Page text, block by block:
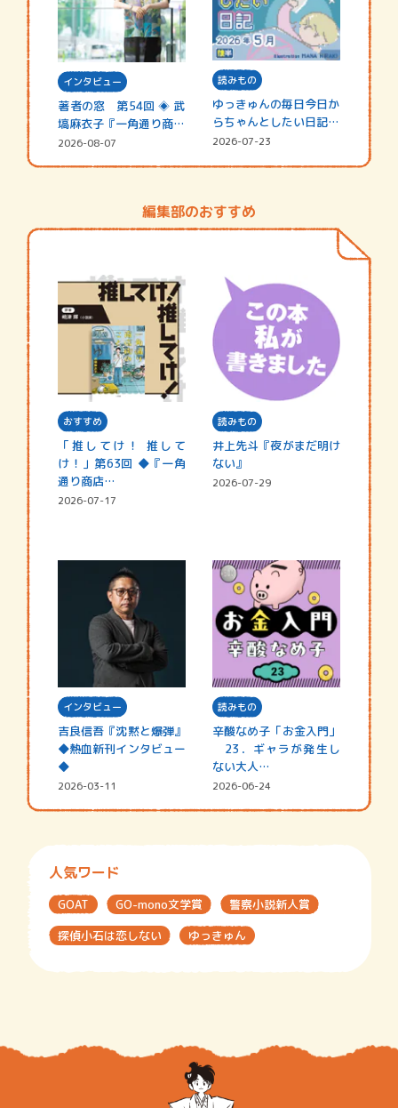
インタビュー
著者の窓 第54回 ◈ 武
塙麻衣子『一角通り商店
街の…
2026-08-07
読みもの
ゆっきゅんの毎日今日か
らちゃんとしたい日記
☆202…
2026-07-23
編集部のおすすめ
おすすめ
「推してけ！ 推して
け！」第63回 ◆『一角
通り商店…
2026-07-17
読みもの
井上先斗『夜がまだ明け
ない』
2026-07-29
インタビュー
吉良信吾『沈黙と爆弾』
◆熱血新刊インタビュー
◆
2026-03-11
読みもの
辛酸なめ子「お金入門」
23．ギャラが発生し
ない大人…
2026-06-24
人気ワード
GOAT GO-mono文学賞
警察小説新人賞
探偵小石は恋しない
ゆっきゅん